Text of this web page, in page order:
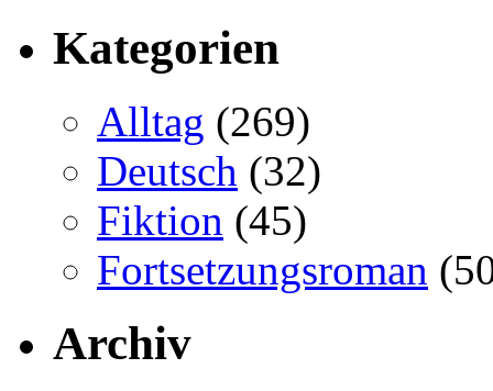
Kategorien
Alltag (269)
Deutsch (32)
Fiktion (45)
Fortsetzungsroman
Archiv